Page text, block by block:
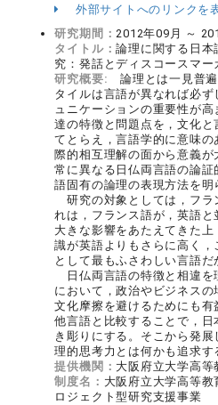
外部サイトへのリンクを
研究期間：2012年09月 ～
タイトル：論理に関する日本
究：発話とディスコースマー
研究概要: 論理とは一見普
タイルは言語が異なれば必ず
ュニケーションの重要性が
達の特徴と問題点を，文化
てとらえ，言語学的に意味
際的相互理解の面から意義
常に異なる日仏両言語の論
語固有の論理の表現方法を明
研究の対象としては，フラ
れは，フランス語が，英語
大きな影響をあたえてきた
識が英語よりもさらに高く
として最もふさわしい言語だ
日仏両言語の特徴と相違を
において，政治やビジネスの
文化摩擦を避けるためにも
他言語と比較することで，
き彫りにする。そこから発
理的思考力とは何かも追求す
提供機関： 大阪府立大学高等
制度名： 大阪府立大学高等
ロジェクト型研究支援事業